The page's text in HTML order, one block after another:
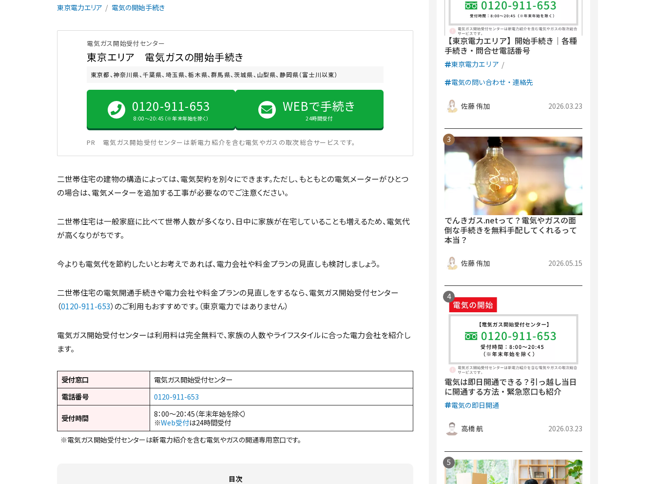
東京電力エリア 電気の開始手続き
電気ガス開始受付センター
東京エリア 電気ガスの開始手続き
東京都、神奈川県、千葉県、埼玉県、栃木県、群馬県、茨城県、山梨県、静岡県（富士川以東）
0120-911-653
8:00〜20:45（※年末年始を除く）
WEBで手続き
24時間受付
PR 電気ガス開始受付センターは新電力紹介を含む電気やガスの取次総合サービスです。
二世帯住宅の建物の構造によっては、電気契約を別々にできます。ただし、もともとの電気メーターがひとつ
の場合は、電気メーターを追加する工事が必要なのでご注意ください。
二世帯住宅は一般家庭に比べて世帯人数が多くなり、日中に家族が在宅していることも増えるため、電気代
が高くなりがちです。
今よりも電気代を節約したいとお考えであれば、電力会社や料金プランの見直しも検討しましょう。
二世帯住宅の電気開通手続きや電力会社や料金プランの見直しをするなら、電気ガス開始受付センター
（0120-911-653）のご利用もおすすめです。（東京電力ではありません）
電気ガス開始受付センターは利用料は完全無料で、家族の人数やライフスタイルに合った電力会社を紹介し
ます。
受付窓口
電気ガス開始受付センター
電話番号
0120-911-653
受付時間
8：00～20：45（年末年始を除く）
※Web受付は24時間受付
※電気ガス開始受付センターは新電力紹介を含む電気やガスの開通専用窓口です。
目次
【東京電力エリア】開始手続き｜各種
手続き・問合せ電話番号
東京電力エリア
電気の問い合わせ・連絡先
佐藤 侑加 2026.03.23
でんきガス.netって？電気やガスの面
倒な手続きを無料手配してくれるって
本当？
佐藤 侑加 2026.05.15
電気は即日開通できる？引っ越し当日
に開通する方法・緊急窓口も紹介
電気の即日開通
高橋 航 2026.03.23